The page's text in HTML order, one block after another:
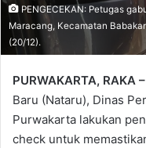
PENGECEKAN: Petugas
Maracang, Kecamatan
(20/12).
PURWAKARTA, RAKA –
Baru (Nataru), Dinas
Purwakarta lakukan
check untuk